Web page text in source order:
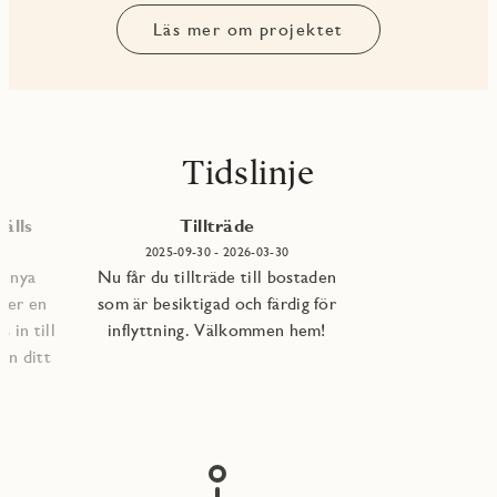
Läs mer om projektet
Tidslinje
nya
en
in till
ditt
Tillträde
2025-09-30 - 2026-03-30
Nu får du tillträde till bostaden
som är besiktigad och färdig för
inflyttning. Välkommen hem!